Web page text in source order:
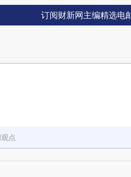
订阅财新网主编精选电
点